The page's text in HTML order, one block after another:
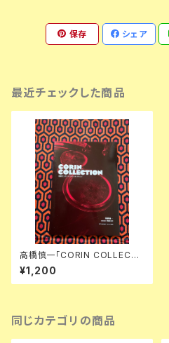
保存 シェア
最近チェックした商品
高橋慎一「CORIN COLLECTI
ON 光輪ヴィンテージバイク・コ
レクション」初版 三一書房 BIKE
Norton BSA パンサー ベロセッ
¥1,200
同じカテゴリの商品